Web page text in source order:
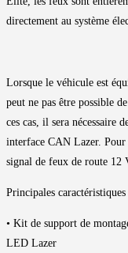
directement au système
Lorsque le véhicule est
peut ne pas être possible
ces cas, il sera nécessaire
interface CAN Lazer.
signal de feux de route 12
Principales caractéristiques
• Kit de support de
LED Lazer